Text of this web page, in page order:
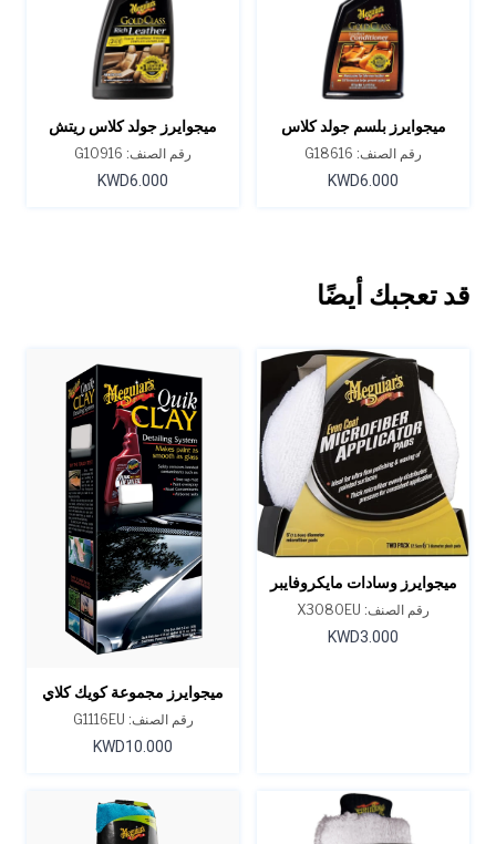
ميجوايرز بلسم جولد كلاس
للجلد 16 أونصة
رقم الصنف: G18616
KWD6.000
ميجوايرز جولد كلاس ريتش
ليذر سبراي 3 في 1: منظف،
مرطب، واقٍ 15.2 أونصة
رقم الصنف: G10916
KWD6.000
قد تعجبك أيضًا
ميجوايرز وسادات مايكروفايبر
ذات تغطية متساوية إيفن-كوت
رقم الصنف: X3080EU
KWD3.000
ميجوايرز مجموعة كويك كلاي
الإبتدائية
رقم الصنف: G1116EU
KWD10.000